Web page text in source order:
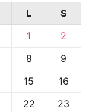
L
S
1
2
8
9
15
16
22
23